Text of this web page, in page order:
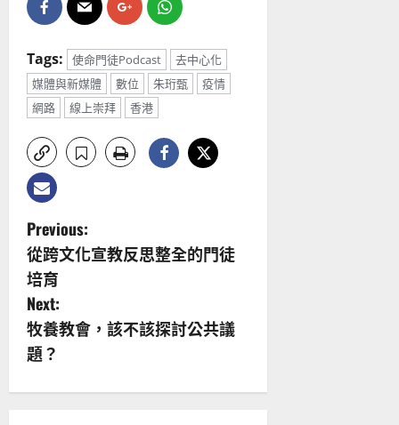
Tags: 使命門徒Podcast
去中心化
媒體與新媒體
數位 朱珩甄
疫情
網路
線上崇拜 香港
P
o
s
t
n
Previous:
從跨文化宣教反思整全的門徒
培育
Next:
牧養教會，該不該探討公共議
題？